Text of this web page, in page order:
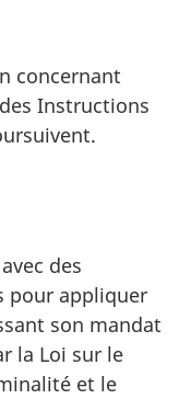
concernant
Instructions
des
pour appliquer
son mandat
la Loi sur le
et le